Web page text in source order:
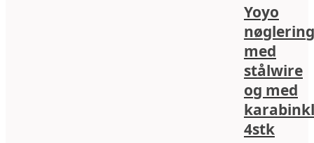
Yoyo
nøglering
med
stålwire
og med
4stk